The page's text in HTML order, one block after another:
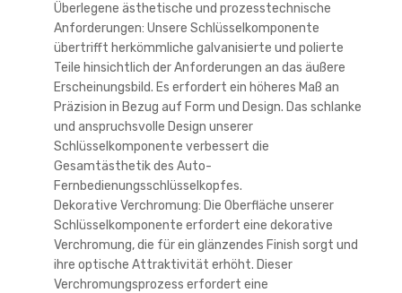
Überlegene ästhetische und prozesstechnische
Anforderungen: Unsere Schlüsselkomponente
übertrifft herkömmliche galvanisierte und polierte
Teile hinsichtlich der Anforderungen an das äußere
Erscheinungsbild. Es erfordert ein höheres Maß an
Präzision in Bezug auf Form und Design. Das schlanke
und anspruchsvolle Design unserer
Schlüsselkomponente verbessert die
Gesamtästhetik des Auto-
Fernbedienungsschlüsselkopfes.
Dekorative Verchromung: Die Oberfläche unserer
Schlüsselkomponente erfordert eine dekorative
Verchromung, die für ein glänzendes Finish sorgt und
ihre optische Attraktivität erhöht. Dieser
Verchromungsprozess erfordert eine